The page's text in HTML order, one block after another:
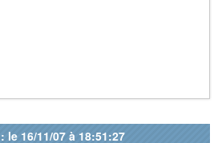
: le 16/11/07 à 18:51:27